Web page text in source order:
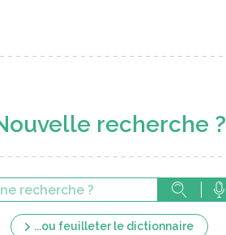
recherche ?
...ou feuilleter le dictionnaire